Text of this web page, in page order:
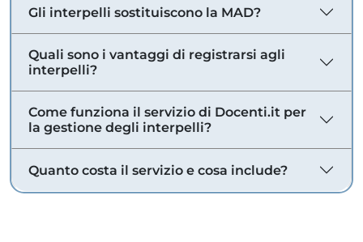
Gli interpelli sostituiscono la MAD?
Quali sono i vantaggi di registrarsi agli
interpelli?
Come funziona il servizio di Docenti.it per
la gestione degli interpelli?
Quanto costa il servizio e cosa include?